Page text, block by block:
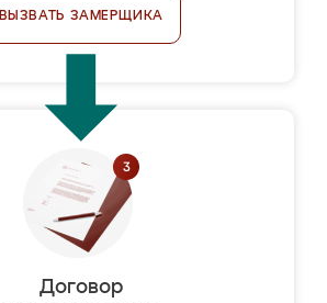
ВЫЗВАТЬ ЗАМЕРЩИКА
Договор